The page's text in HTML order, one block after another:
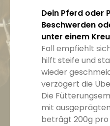
Dein Pferd oder
Beschwerden
unter einem
Fall empfiehlt
hilft steife und
wieder
verzögert die
Die
mit
beträgt 200g pro